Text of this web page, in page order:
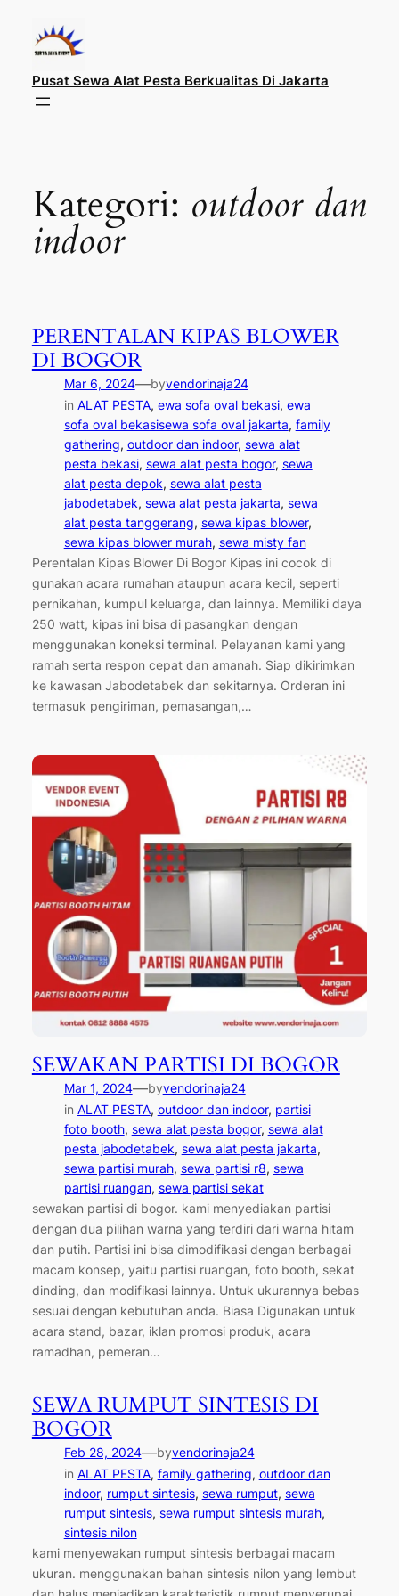
konten
Pusat Sewa Alat Pesta Berkualitas Di Jakarta
Kategori: outdoor dan
indoor
PERENTALAN KIPAS BLOWER
DI BOGOR
Mar 6, 2024—byvendorinaja24
in ALAT PESTA, ewa sofa oval bekasi, ewa
sofa oval bekasisewa sofa oval jakarta, family
gathering, outdoor dan indoor, sewa alat
pesta bekasi, sewa alat pesta bogor, sewa
alat pesta depok, sewa alat pesta
jabodetabek, sewa alat pesta jakarta, sewa
alat pesta tanggerang, sewa kipas blower
sewa kipas blower murah, sewa misty fan
Perentalan Kipas Blower Di Bogor Kipas ini cocok di
gunakan acara rumahan ataupun acara kecil, seperti
pernikahan, kumpul keluarga, dan lainnya. Memiliki daya
250 watt, kipas ini bisa di pasangkan dengan
menggunakan koneksi terminal. Pelayanan kami yang
ramah serta respon cepat dan amanah. Siap dikirimkan
ke kawasan Jabodetabek dan sekitarnya. Orderan ini
termasuk pengiriman, pemasangan,…
SEWAKAN PARTISI DI BOGOR
Mar 1, 2024—byvendorinaja24
in ALAT PESTA, outdoor dan indoor, partisi
foto booth, sewa alat pesta bogor, sewa alat
pesta jabodetabek, sewa alat pesta jakarta
sewa partisi murah, sewa partisi r8, sewa
partisi ruangan, sewa partisi sekat
sewakan partisi di bogor. kami menyediakan partisi
dengan dua pilihan warna yang terdiri dari warna hitam
dan putih. Partisi ini bisa dimodifikasi dengan berbagai
macam konsep, yaitu partisi ruangan, foto booth, sekat
dinding, dan modifikasi lainnya. Untuk ukurannya bebas
sesuai dengan kebutuhan anda. Biasa Digunakan untuk
acara stand, bazar, iklan promosi produk, acara
ramadhan, pemeran…
SEWA RUMPUT SINTESIS DI
BOGOR
Feb 28, 2024—byvendorinaja24
in ALAT PESTA, family gathering, outdoor dan
indoor, rumput sintesis, sewa rumput, sewa
rumput sintesis, sewa rumput sintesis murah
sintesis nilon
kami menyewakan rumput sintesis berbagai macam
ukuran. menggunakan bahan sintesis nilon yang lembut